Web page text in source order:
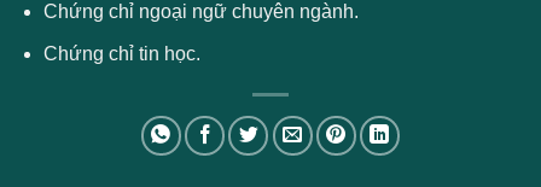
Chứng chỉ ngoại ngữ chuyên ngành.
Chứng chỉ tin học.